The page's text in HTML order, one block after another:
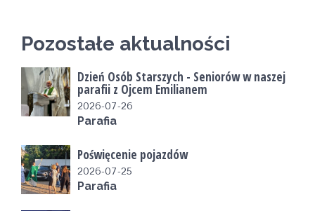
Pozostałe aktualności
Dzień Osób Starszych - Seniorów w naszej
parafii z Ojcem Emilianem
2026-07-26
Parafia
Poświęcenie pojazdów
2026-07-25
Parafia